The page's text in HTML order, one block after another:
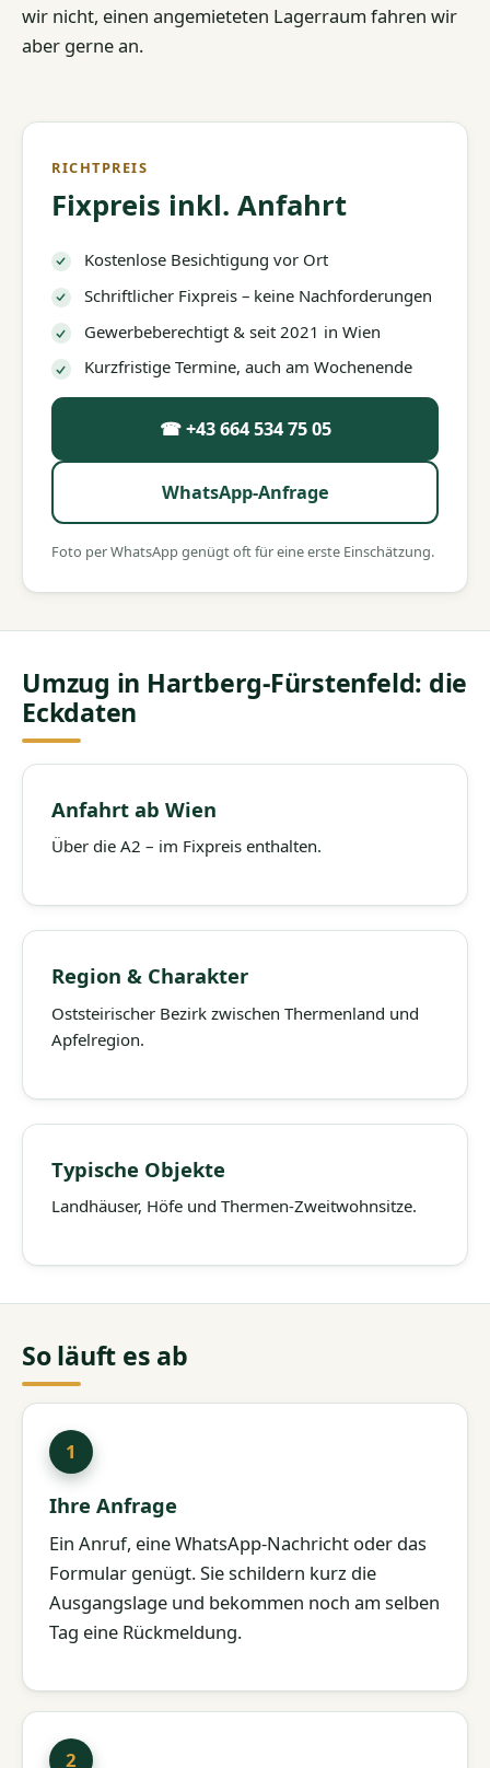
wir nicht, einen angemieteten Lagerraum fahren wir
aber gerne an.
RICHTPREIS
Fixpreis inkl. Anfahrt
Kostenlose Besichtigung vor Ort
Schriftlicher Fixpreis – keine Nachforderungen
Gewerbeberechtigt & seit 2021 in Wien
Kurzfristige Termine, auch am Wochenende
☎ +43 664 534 75 05
WhatsApp-Anfrage
Foto per WhatsApp genügt oft für eine erste Einschätzung.
Umzug in Hartberg-Fürstenfeld: die
Eckdaten
Anfahrt ab Wien
Über die A2 – im Fixpreis enthalten.
Region & Charakter
Oststeirischer Bezirk zwischen Thermenland und
Apfelregion.
Typische Objekte
Landhäuser, Höfe und Thermen-Zweitwohnsitze.
So läuft es ab
Ihre Anfrage
Ein Anruf, eine WhatsApp-Nachricht oder das
Formular genügt. Sie schildern kurz die
Ausgangslage und bekommen noch am selben
Tag eine Rückmeldung.